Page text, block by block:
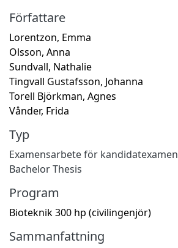
Författare
Lorentzon, Emma
Olsson, Anna
Sundvall, Nathalie
Tingvall Gustafsson, Johanna
Torell Björkman, Agnes
Vånder, Frida
Typ
Examensarbete för kandidatexamen
Bachelor Thesis
Program
Bioteknik 300 hp (civilingenjör)
Sammanfattning